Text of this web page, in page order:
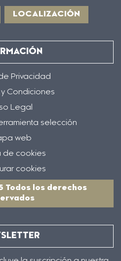
LOCALIZACIÓN
Privacidad
y Condiciones
Legal
selección
web
de cookies
cookies
Todos los derechos